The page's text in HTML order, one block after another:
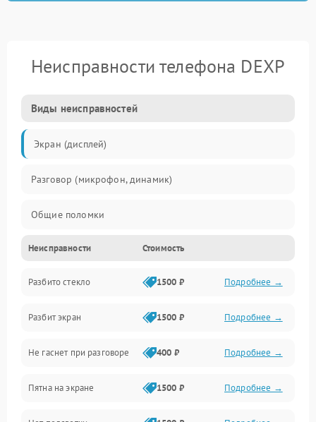
Неисправности телефона DEXP
Виды неисправностей
Экран (дисплей)
Разговор (микрофон, динамик)
Общие поломки
Проблемы связи
Камеры
Проблемы с дисплеем и сенсором
Зарядка
Проблемы с питанием, зарядкой и аккумулятором
Неисправности Стоимость
Разбито стекло 1500 ₽ Подробнее →
Разбит экран 1500 ₽ Подробнее →
Не гаснет при разговоре 400 ₽ Подробнее →
Пятна на экране 1500 ₽ Подробнее →